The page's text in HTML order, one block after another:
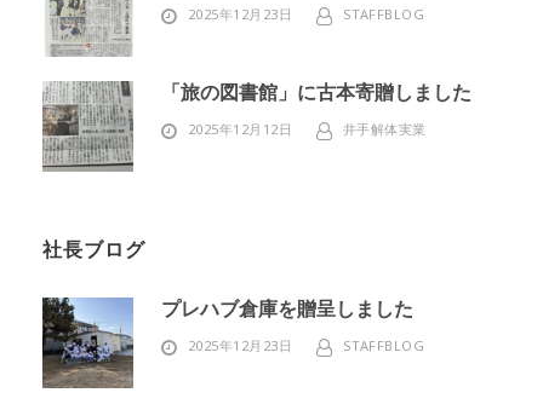
2025年12月23日 STAFFBLOG
「旅の図書館」に古本寄贈しました
2025年12月12日 井手解体実業
社長ブログ
プレハブ倉庫を贈呈しました
2025年12月23日 STAFFBLOG